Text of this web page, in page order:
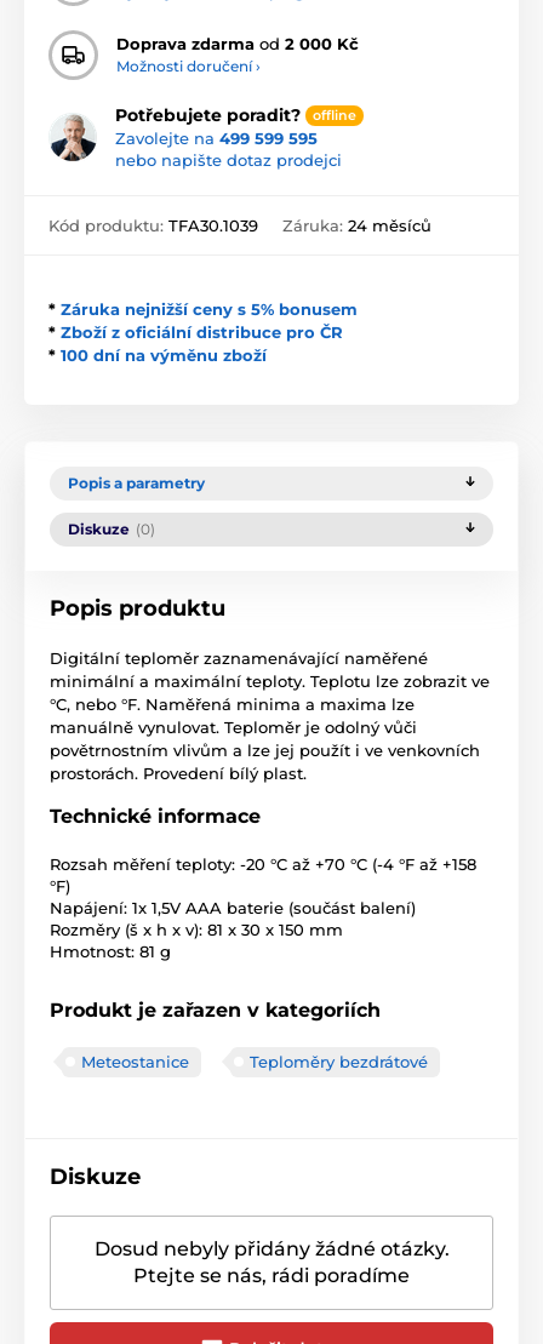
Doprava zdarma od 2 000 Kč
Možnosti doručení ›
Potřebujete poradit? offline
Zavolejte na 499 599 595
nebo napište dotaz prodejci
Kód produktu: TFA30.1039 Záruka: 24 měsíců
* Záruka nejnižší ceny s 5% bonusem
* Zboží z oficiální distribuce pro ČR
* 100 dní na výměnu zboží
Popis a parametry
Diskuze (0)
Popis produktu
Digitální teploměr zaznamenávající naměřené
minimální a maximální teploty. Teplotu lze zobrazit ve
°C, nebo °F. Naměřená minima a maxima lze
manuálně vynulovat. Teploměr je odolný vůči
povětrnostním vlivům a lze jej použít i ve venkovních
prostorách. Provedení bílý plast.
Technické informace
Rozsah měření teploty: -20 °C až +70 °C (-4 °F až +158
°F)
Napájení: 1x 1,5V AAA baterie (součást balení)
Rozměry (š x h x v): 81 x 30 x 150 mm
Hmotnost: 81 g
Produkt je zařazen v kategoriích
Meteostanice Teploměry bezdrátové
Diskuze
Dosud nebyly přidány žádné otázky.
Ptejte se nás, rádi poradíme